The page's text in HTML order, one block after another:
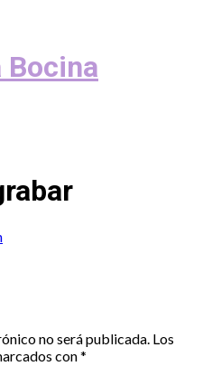
Bocina
no será publicada. Los
con*